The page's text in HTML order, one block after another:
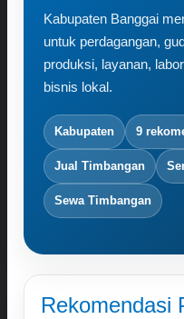
Kontak
Search
Kabupaten Banggai
untuk perdagangan,
produksi, layanan,
bisnis lokal.
Kabupaten 9
Jual Timbangan
Sewa Timbangan
Rekomendasi